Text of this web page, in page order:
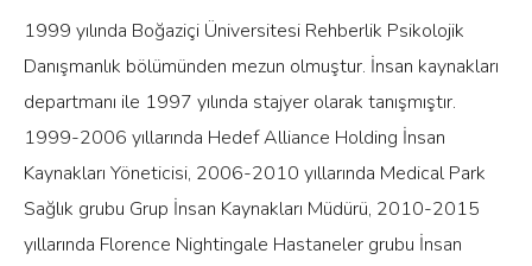
1999 yılında Boğaziçi Üniversitesi Rehberlik Psikolojik
Danışmanlık bölümünden mezun olmuştur. İnsan kaynakları
departmanı ile 1997 yılında stajyer olarak tanışmıştır.
1999-2006 yıllarında Hedef Alliance Holding İnsan
Kaynakları Yöneticisi, 2006-2010 yıllarında Medical Park
Sağlık grubu Grup İnsan Kaynakları Müdürü, 2010-2015
yıllarında Florence Nightingale Hastaneler grubu İnsan